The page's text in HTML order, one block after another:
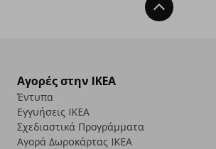
Back To Top
Αγορές στην IKEA
Έντυπα
Εγγυήσεις IKEA
Σχεδιαστικά Προγράμματα
Αγορά Δωρoκάρτας IKEA